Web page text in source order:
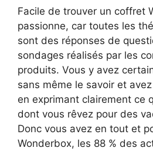
Facile de trouver un coffret
passionne, car toutes les
sont des réponses de
sondages réalisés par les
produits. Vous y avez
sans même le savoir et
en exprimant clairement ce
dont vous rêvez pour des
Donc vous avez en tout et
Wonderbox, les 88 % des